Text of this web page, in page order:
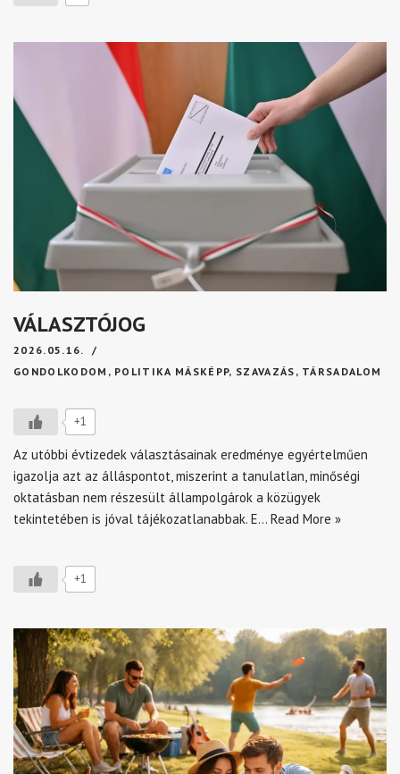
VÁLASZTÓJOG
2026.05.16.
GONDOLKODOM , POLITIKA MÁSKÉPP, SZAVAZÁS , TÁRSADALOM
+1
Az utóbbi évtizedek választásainak eredménye egyértelműen
igazolja azt az álláspontot, miszerint a tanulatlan, minőségi
oktatásban nem részesült állampolgárok a közügyek
tekintetében is jóval tájékozatlanabbak. E… Read More »
+1